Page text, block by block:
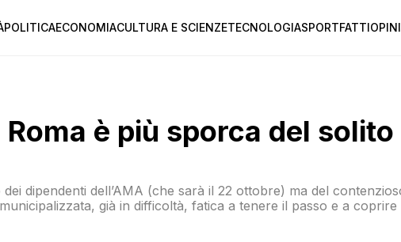
POLITICAECONOMIACULTURA E SCIENZETECNOLOGIASPORTFATTI
è più sporca del solito
dipendenti dell’AMA (che sarà il 22 ottobre) ma del
già in difficoltà, fatica a tenere il passo e a coprire